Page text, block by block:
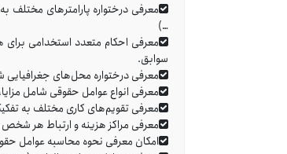
معرفی درختواره پارامترهای
…)
معرفی احکام متعدد استخدامی برای
سوابق.
معرفی درختواره محل‌های
معرفی انواع عوامل حقوقی شامل
معرفی تقویم‌های کاری مختلف به
معرفی مراکز هزینه و ارتباط هر
امکان معرفی نحوه محاسبه عوامل